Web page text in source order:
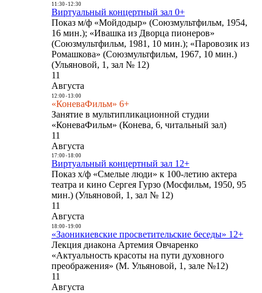
11:30- 12:30
Виртуальный концертный зал 0+
Показ м/ф «Мойдодыр» (Союзмультфильм, 1954,
16 мин.); «Ивашка из Дворца пионеров»
(Союзмультфильм, 1981, 10 мин.); «Паровозик из
Ромашкова» (Союзмультфильм, 1967, 10 мин.)
(Ульяновой, 1, зал № 12)
11
Августа
12:00- 13:00
«КоневаФильм» 6+
Занятие в мультипликационной студии
«КоневаФильм» (Конева, 6, читальный зал)
11
Августа
17:00- 18:00
Виртуальный концертный зал 12+
Показ х/ф «Смелые люди» к 100-летию актера
театра и кино Сергея Гурзо (Мосфильм, 1950, 95
мин.) (Ульяновой, 1, зал № 12)
11
Августа
18:00- 19:00
«Заоникиевские просветительские беседы» 12+
Лекция диакона Артемия Овчаренко
«Актуальность красоты на пути духовного
преображения» (М. Ульяновой, 1, зале №12)
11
Августа